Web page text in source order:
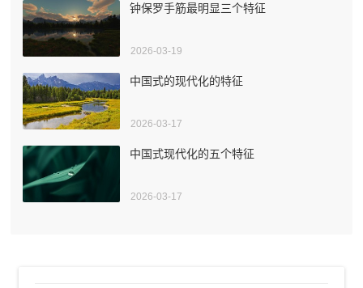
钟保罗手筋最明显三个特征
2026-03-19
中国式的现代化的特征
2026-03-17
中国式现代化的五个特征
2026-03-17